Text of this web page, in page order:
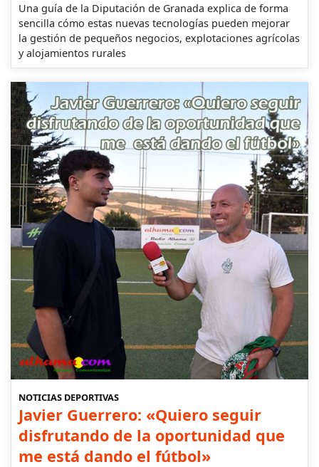
Una guía de la Diputación de Granada explica de forma
sencilla cómo estas nuevas tecnologías pueden mejorar
la gestión de pequeños negocios, explotaciones agrícolas
y alojamientos rurales
NOTICIAS DEPORTIVAS
Javier Guerrero: «Quiero seguir
disfrutando de la oportunidad que
me está dando el fútbol»